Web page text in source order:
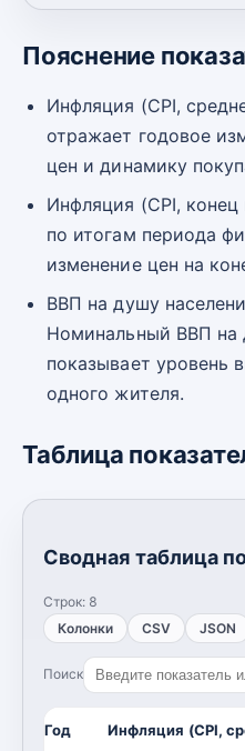
Пояснение
Инфляция (CPI,
отражает годовое
цен и динамику
Инфляция (CPI,
по итогам периода
изменение цен на
ВВП на душу
Номинальный ВВП на
показывает уровень
одного жителя.
Таблица
Сводная таблица
Строк: 8
Колонки
CSV JSON
Поиск
Год Инфляция (CPI,